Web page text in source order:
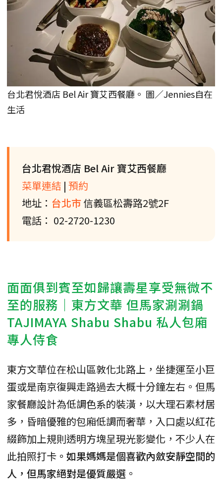
台北君悅酒店 Bel Air 寶艾西餐廳。 圖／Jennies自在
生活
台北君悅酒店 Bel Air 寶艾西餐廳
菜單連結 | 預約
地址： 台北市信義區松壽路2號2F
電話： 02-2720-1230
面面俱到賓至如歸讓壽星享受無微不
至的服務｜東方文華 但馬家涮涮鍋
TAJIMAYA Shabu Shabu 私人包廂
專人侍食
東方文華位在松山區敦化北路上，坐捷運至小巨
蛋或是南京復興走路過去大概十分鐘左右。但馬
家餐廳設計為低調色系的裝潢，以大理石素材居
多，昏暗優雅的包廂低調而奢華，入口處以紅花
綴飾加上規則透明方塊呈現光影變化，不少人在
此拍照打卡 。如果媽媽是個喜歡內斂安靜空間的
人，但馬家絕對是優質嚴選 。